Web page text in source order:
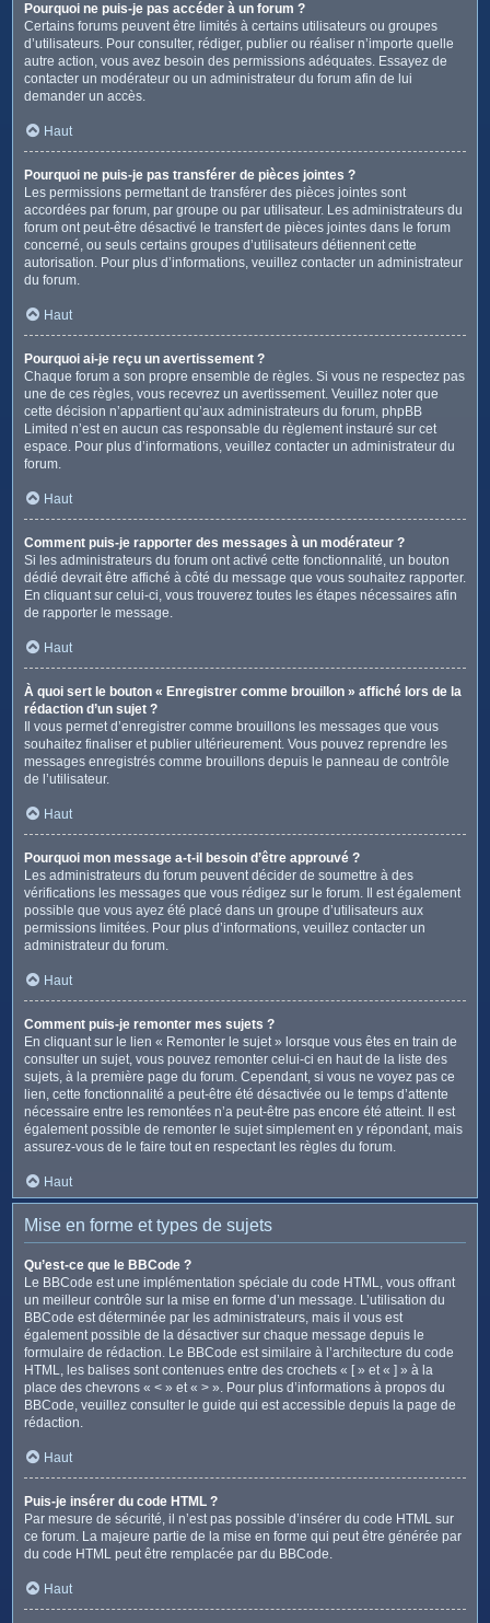
Pourquoi ne puis-je pas accéder à un forum ?
Certains forums peuvent être limités à certains utilisateurs ou groupes
d’utilisateurs. Pour consulter, rédiger, publier ou réaliser n’importe quelle
autre action, vous avez besoin des permissions adéquates. Essayez de
contacter un modérateur ou un administrateur du forum afin de lui
demander un accès.
Haut
Pourquoi ne puis-je pas transférer de pièces jointes ?
Les permissions permettant de transférer des pièces jointes sont
accordées par forum, par groupe ou par utilisateur. Les administrateurs du
forum ont peut-être désactivé le transfert de pièces jointes dans le forum
concerné, ou seuls certains groupes d’utilisateurs détiennent cette
autorisation. Pour plus d’informations, veuillez contacter un administrateur
du forum.
Haut
Pourquoi ai-je reçu un avertissement ?
Chaque forum a son propre ensemble de règles. Si vous ne respectez pas
une de ces règles, vous recevrez un avertissement. Veuillez noter que
cette décision n’appartient qu’aux administrateurs du forum, phpBB
Limited n’est en aucun cas responsable du règlement instauré sur cet
espace. Pour plus d’informations, veuillez contacter un administrateur du
forum.
Haut
Comment puis-je rapporter des messages à un modérateur ?
Si les administrateurs du forum ont activé cette fonctionnalité, un bouton
dédié devrait être affiché à côté du message que vous souhaitez rapporter.
En cliquant sur celui-ci, vous trouverez toutes les étapes nécessaires afin
de rapporter le message.
Haut
À quoi sert le bouton « Enregistrer comme brouillon » affiché lors de la
rédaction d’un sujet ?
Il vous permet d’enregistrer comme brouillons les messages que vous
souhaitez finaliser et publier ultérieurement. Vous pouvez reprendre les
messages enregistrés comme brouillons depuis le panneau de contrôle
de l’utilisateur.
Haut
Pourquoi mon message a-t-il besoin d’être approuvé ?
Les administrateurs du forum peuvent décider de soumettre à des
vérifications les messages que vous rédigez sur le forum. Il est également
possible que vous ayez été placé dans un groupe d’utilisateurs aux
permissions limitées. Pour plus d’informations, veuillez contacter un
administrateur du forum.
Haut
Comment puis-je remonter mes sujets ?
En cliquant sur le lien « Remonter le sujet » lorsque vous êtes en train de
consulter un sujet, vous pouvez remonter celui-ci en haut de la liste des
sujets, à la première page du forum. Cependant, si vous ne voyez pas ce
lien, cette fonctionnalité a peut-être été désactivée ou le temps d’attente
nécessaire entre les remontées n’a peut-être pas encore été atteint. Il est
également possible de remonter le sujet simplement en y répondant, mais
assurez-vous de le faire tout en respectant les règles du forum.
Haut
Mise en forme et types de sujets
Qu’est-ce que le BBCode ?
Le BBCode est une implémentation spéciale du code HTML, vous offrant
un meilleur contrôle sur la mise en forme d’un message. L’utilisation du
BBCode est déterminée par les administrateurs, mais il vous est
également possible de la désactiver sur chaque message depuis le
formulaire de rédaction. Le BBCode est similaire à l’architecture du code
HTML, les balises sont contenues entre des crochets « [ » et « ] » à la
place des chevrons « < » et « > ». Pour plus d’informations à propos du
BBCode, veuillez consulter le guide qui est accessible depuis la page de
rédaction.
Haut
Puis-je insérer du code HTML ?
Par mesure de sécurité, il n’est pas possible d’insérer du code HTML sur
ce forum. La majeure partie de la mise en forme qui peut être générée par
du code HTML peut être remplacée par du BBCode.
Haut